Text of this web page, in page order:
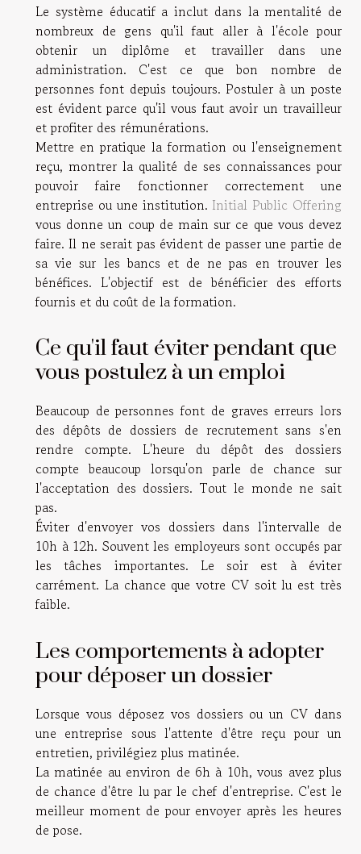
Le système éducatif a inclut dans la mentalité de
nombreux de gens qu'il faut aller à l'école pour
obtenir un diplôme et travailler dans une
administration. C'est ce que bon nombre de
personnes font depuis toujours. Postuler à un poste
est évident parce qu'il vous faut avoir un travailleur
et profiter des rémunérations.
Mettre en pratique la formation ou l'enseignement
reçu, montrer la qualité de ses connaissances pour
pouvoir faire fonctionner correctement une
entreprise ou une institution. Initial Public Offering
vous donne un coup de main sur ce que vous devez
faire. Il ne serait pas évident de passer une partie de
sa vie sur les bancs et de ne pas en trouver les
bénéfices. L'objectif est de bénéficier des efforts
fournis et du coût de la formation.
Ce qu'il faut éviter pendant que
vous postulez à un emploi
Beaucoup de personnes font de graves erreurs lors
des dépôts de dossiers de recrutement sans s'en
rendre compte. L'heure du dépôt des dossiers
compte beaucoup lorsqu'on parle de chance sur
l'acceptation des dossiers. Tout le monde ne sait
pas.
Éviter d'envoyer vos dossiers dans l'intervalle de
10h à 12h. Souvent les employeurs sont occupés par
les tâches importantes. Le soir est à éviter
carrément. La chance que votre CV soit lu est très
faible.
Les comportements à adopter
pour déposer un dossier
Lorsque vous déposez vos dossiers ou un CV dans
une entreprise sous l'attente d'être reçu pour un
entretien, privilégiez plus matinée.
La matinée au environ de 6h à 10h, vous avez plus
de chance d'être lu par le chef d'entreprise. C'est le
meilleur moment de pour envoyer après les heures
de pose.